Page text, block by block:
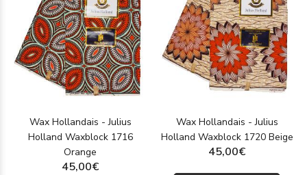
Wax Hollandais - Julius
Holland Waxblock 1716
Orange
45,00€
Wax Hollandais - Julius
Holland Waxblock 1720 Beige
45,00€